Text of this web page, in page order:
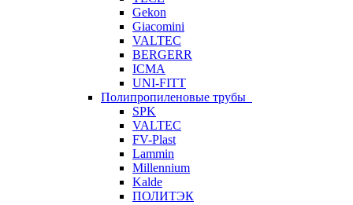
Gekon
Giacomini
VALTEC
BERGERR
ICMA
UNI-FITT
Полипропиленовые трубы
SPK
VALTEC
FV-Plast
Lammin
Millennium
Kalde
ПОЛИТЭК